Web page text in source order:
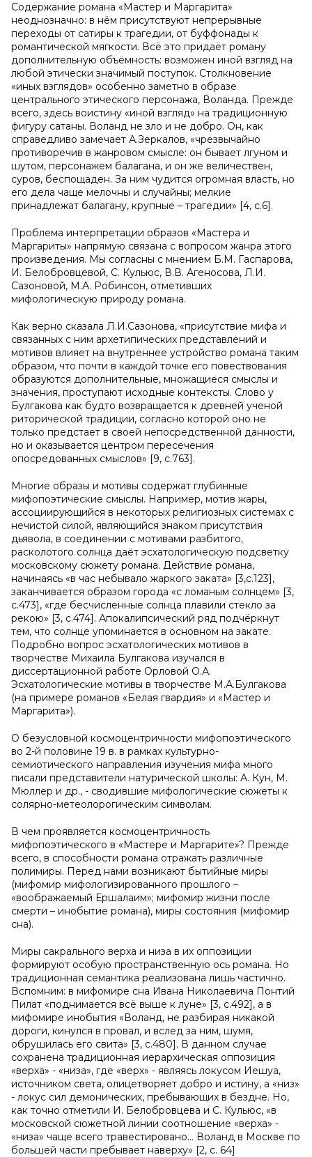
Содержание романа «Мастер и Маргарита»
неоднозначно: в нём присутствуют непрерывные
переходы от сатиры к трагедии, от буффонады к
романтической мягкости. Всё это придаёт роману
дополнительную объёмность: возможен иной взгляд на
любой этически значимый поступок. Столкновение
«иных взглядов» особенно заметно в образе
центрального этического персонажа, Воланда. Прежде
всего, здесь воистину «иной взгляд» на традиционную
фигуру сатаны. Воланд не зло и не добро. Он, как
справедливо замечает А.Зеркалов, «чрезвычайно
противоречив в жанровом смысле: он бывает лгуном и
шутом, персонажем балагана, и он же величествен,
суров, беспощаден. За ним чудится огромная власть, но
его дела чаще мелочны и случайны; мелкие
принадлежат балагану, крупные – трагедии» [4, с.6].
Проблема интерпретации образов «Мастера и
Маргариты» напрямую связана с вопросом жанра этого
произведения. Мы согласны с мнением Б.М. Гаспарова,
И. Белобровцевой, С. Кульюс, В.В. Агеносова, Л.И.
Сазоновой, М.А. Робинсон, отметивших
мифологическую природу романа.
Как верно сказала Л.И.Сазонова, «присутствие мифа и
связанных с ним архетипических представлений и
мотивов влияет на внутреннее устройство романа таким
образом, что почти в каждой точке его повествования
образуются дополнительные, множащиеся смыслы и
значения, проступают исходные контексты. Слово у
Булгакова как будто возвращается к древней ученой
риторической традиции, согласно которой оно не
только предстает в своей непосредственной данности,
но и оказывается центром пересечения
опосредованных смыслов» [9, с.763].
Многие образы и мотивы содержат глубинные
мифопоэтические смыслы. Например, мотив жары,
ассоциирующийся в некоторых религиозных системах с
нечистой силой, являющийся знаком присутствия
дьявола, в соединении с мотивами разбитого,
расколотого солнца даёт эсхатологическую подсветку
московскому сюжету романа. Действие романа,
начинаясь «в час небывало жаркого заката» [3,с.123],
заканчивается образом города «с ломаным солнцем» [3,
с.473], «где бесчисленные солнца плавили стекло за
рекою» [3, с.474]. Апокалипсический ряд подчёркнут
тем, что солнце упоминается в основном на закате.
Подробно вопрос эсхатологических мотивов в
творчестве Михаила Булгакова изучался в
диссертационной работе Орловой О.А.
Эсхатологические мотивы в творчестве М.А.Булгакова
(на примере романов «Белая гвардия» и «Мастер и
Маргарита»).
О безусловной космоцентричности мифопоэтического
во 2-й половине 19 в. в рамках культурно-
семиотического направления изучения мифа много
писали представители натурической школы: А. Кун, М.
Мюллер и др., - сводившие мифологические сюжеты к
солярно-метеолорогическим символам.
В чем проявляется космоцентричность
мифопоэтического в «Мастере и Маргарите»? Прежде
всего, в способности романа отражать различные
полимиры. Перед нами возникают бытийные миры
(мифомир мифологизированного прошлого –
«воображаемый Ершалаим»; мифомир жизни после
смерти – инобытие романа), миры состояния (мифомир
сна).
Миры сакрального верха и низа в их оппозиции
формируют особую пространственную ось романа. Но
традиционная семантика реализована лишь частично.
Вспомним: в мифомире сна Ивана Николаевича Понтий
Пилат «поднимается всё выше к луне» [3, с.492], а в
мифомире инобытия «Воланд, не разбирая никакой
дороги, кинулся в провал, и вслед за ним, шумя,
обрушилась его свита» [3, с.480]. В данном случае
сохранена традиционная иерархическая оппозиция
«верха» - «низа», где «верх» - являясь локусом Иешуа,
источником света, олицетворяет добро и истину, а «низ»
- локус сил демонических, пребывающих в бездне. Но,
как точно отметили И. Белобровцева и С. Кульюс, «в
московской сюжетной линии соотношение «верха» -
«низа» чаще всего травестировано… Воланд в Москве по
большей части пребывает наверху» [2, с. 64]